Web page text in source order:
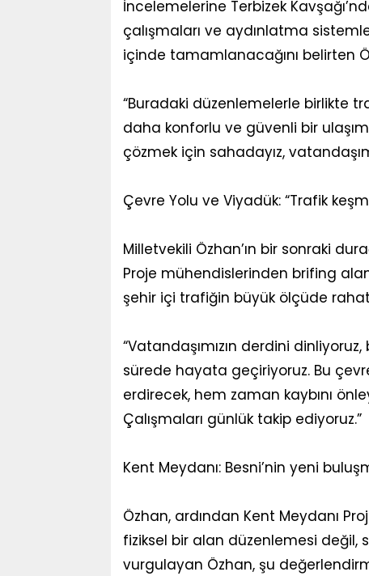
İncelemelerine Terbizek
çalışmaları ve aydınlatma
içinde tamamlanacağını belirten
“Buradaki düzenlemelerle birlikte
daha konforlu ve güvenli bir
çözmek için sahadayız,
Çevre Yolu ve Viyadük: “Trafik
Milletvekili Özhan’ın bir sonraki
Proje mühendislerinden brifing
şehir içi trafiğin büyük ölçüde
“Vatandaşımızın derdini
sürede hayata geçiriyoruz. Bu
erdirecek, hem zaman kaybını
Çalışmaları günlük takip ediyoruz.”
Kent Meydanı: Besni’nin yeni
Özhan, ardından Kent Meydanı
fiziksel bir alan düzenlemesi değil,
vurgulayan Özhan, şu